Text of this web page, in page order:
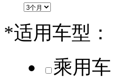
*适用车型：
乘用车